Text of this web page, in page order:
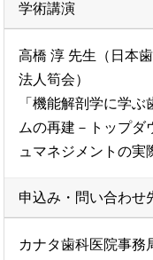
学術講演
高橋 淳 先生（日本
法人筍会）
「機能解剖学に学
ムの再建－トップダ
ュマネジメントの実
申込み・問い合わせ
カナタ歯科医院事務